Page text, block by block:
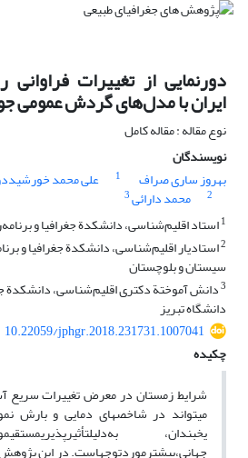
دورنمایی از تغییرات
ایران با مدل‌های گردش عمومی
نوع مقاله : مقاله کامل
نویسندگان
بهروز ساری صراف
1 علی محمد
2 محمد دارائی3
1استاد اقلیم‌شناسی، دانشکدة جغرافیا و
2استادیار اقلیم‌شناسی، دانشکدة جغرافیا و
سیستان و بلوچستان
3دانش آموختة دکتری اقلیم‌شناسی، دانشکدة
دانشگاه تبریز
10.22059/jphgr.2018.231731.1007041
چکیده
شرایط زمستان در معرض تغییرات سریع
می‏تواند در شاخص‏های دمایی و بارش
یخبندان،